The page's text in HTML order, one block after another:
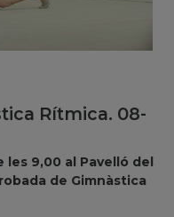
Rítmica. 08-
9,00 al Pavelló del
de Gimnàstica